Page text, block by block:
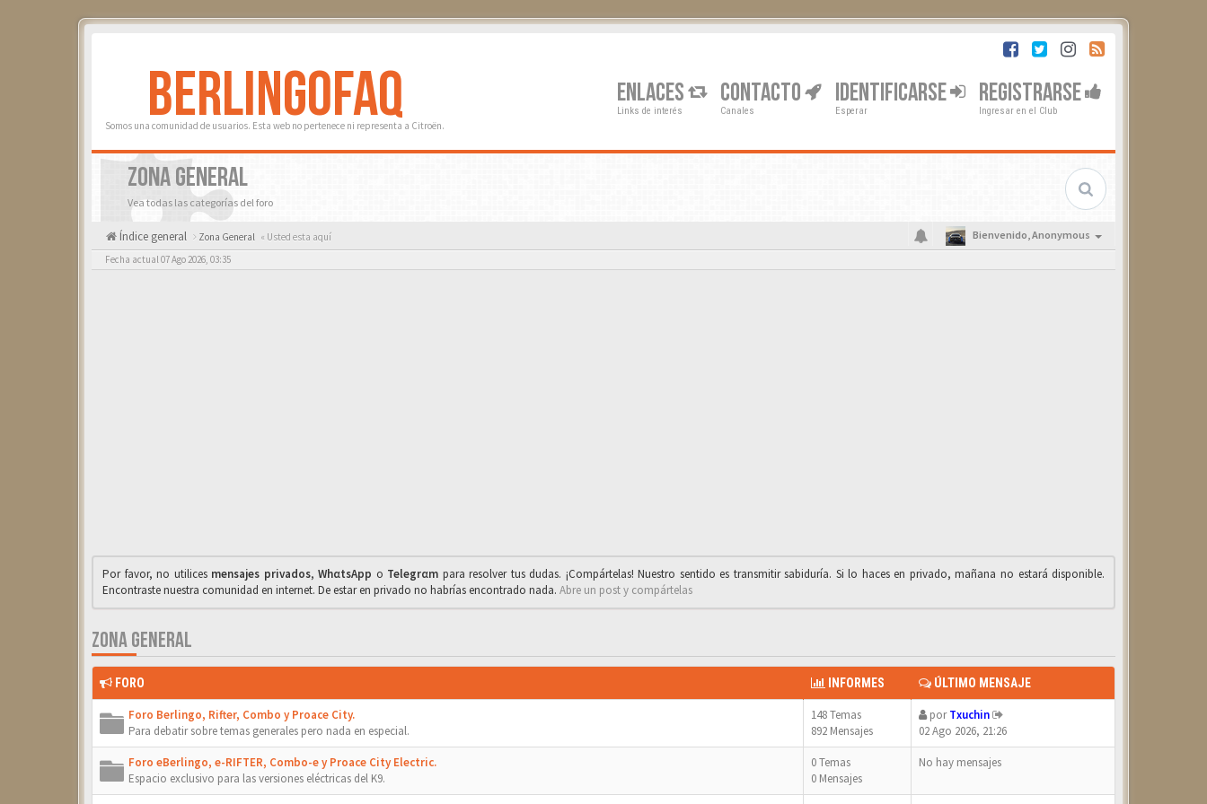
BERLINGOFAQ
Somos una comunidad de usuarios. Esta web no pertenece ni representa a Citroën.
ENLACES
Links de interés
CONTACTO
Canales
IDENTIFICARSE
Esperar
REGISTRARSE
Ingresar en el Club
ZONA GENERAL
Vea todas las categorías del foro
Índice general Zona General « Usted esta aquí Bienvenido,Anonymous
Fecha actual 07 Ago 2026, 03:35
Por favor, no utilices mensajes privados,WhαtsApp o Telegrαm para resolver tus dudas. ¡Compártelas! Nuestro sentido es transmitir sabiduría. Si lo haces en privado, mañana no estará disponible.
Encontraste nuestra comunidad en internet. De estar en privado no habrías encontrado nada. Abre un post y compártelas
ZONA GENERAL
FORO INFORMES ÚLTIMO MENSAJE
Foro Berlingo, Rifter, Combo y Proace City.
Para debatir sobre temas generales pero nada en especial.
148 Temas
892 Mensajes
porTxuchin
02 Ago 2026, 21:26
Foro eBerlingo, e-RIFTER, Combo-e y Proace City Electric.
Espacio exclusivo para las versiones eléctricas del K9.
0 Temas
0 Mensajes
No hay mensajes